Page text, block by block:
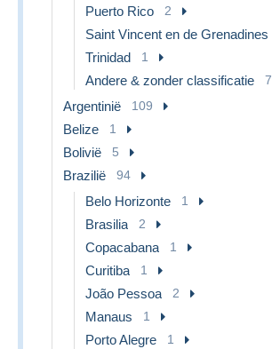
Puerto Rico 2
Saint Vincent en de Grenadines
Trinidad 1
Andere & zonder classificatie 7
Argentinië 109
Belize 1
Bolivië 5
Brazilië 94
Belo Horizonte 1
Brasilia 2
Copacabana 1
Curitiba 1
João Pessoa 2
Manaus 1
Porto Alegre 1